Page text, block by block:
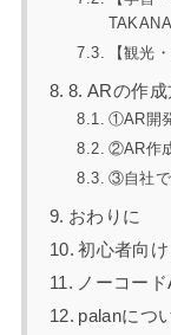
【観光
8. ARの作成
①AR開
②AR作
③自社で
おわりに
初心者向
ノーコー
palanにつ